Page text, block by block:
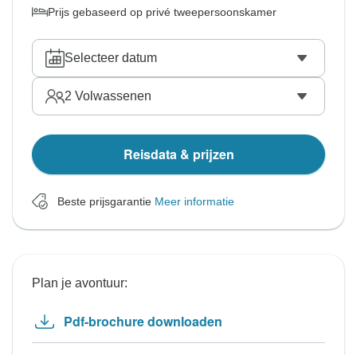
Prijs gebaseerd op privé tweepersoonskamer
Selecteer datum
2 Volwassenen
Reisdata & prijzen
Beste prijsgarantie Meer informatie
Plan je avontuur:
Pdf-brochure downloaden